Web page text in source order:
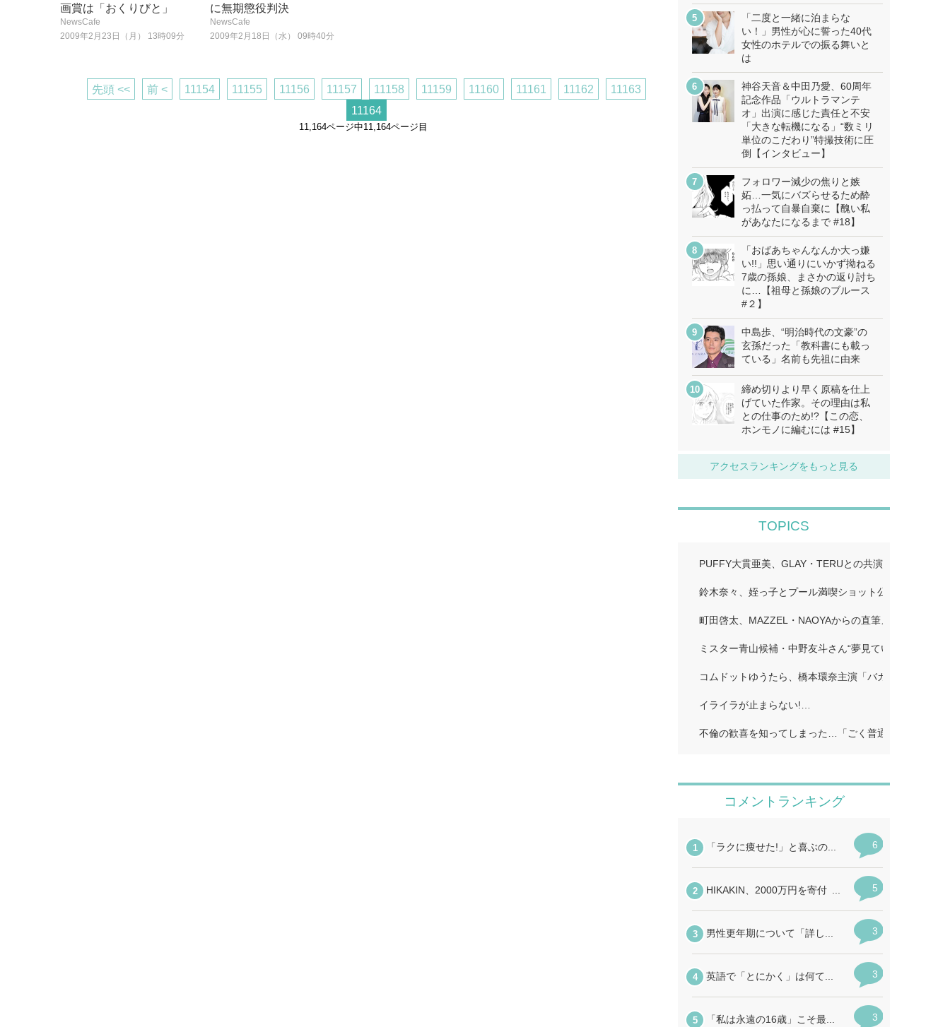
画賞は「おくりびと」
NewsCafe
2009年2月23日（月） 13時09分
に無期懲役判決
NewsCafe
2009年2月18日（水） 09時40分
先頭 << 前 < 11154 11155 11156 11157 11158 11159 11160 11161 11162
11163
11164
11,164ページ中11,164ページ目
「二度と一緒に泊まらな
い！」男性が心に誓った40代
女性のホテルでの振る舞いと
は
神谷天音＆中田乃愛、60周年
記念作品「ウルトラマンテ
オ」出演に感じた責任と不安
「大きな転機になる」“数ミリ
単位のこだわり”特撮技術に圧
倒【インタビュー】
フォロワー減少の焦りと嫉
妬…一気にバズらせるため酔
っ払って自暴自棄に【醜い私
があなたになるまで #18】
「おばあちゃんなんか大っ嫌
い!!」思い通りにいかず拗ねる
7歳の孫娘、まさかの返り討ち
に…【祖母と孫娘のブルース
#２】
中島歩、“明治時代の文豪”の
玄孫だった「教科書にも載っ
ている」名前も先祖に由来
締め切りより早く原稿を仕上
げていた作家。その理由は私
との仕事のため!?【この恋、
ホンモノに編むには #15】
アクセスランキングをもっと見る
TOPICS
PUFFY大貫亜美、GLAY・TERUとの共演ショット公開
鈴木奈々、姪っ子とプール満喫ショット公開「仲良し
町田啓太、MAZZEL・NAOYAからの直筆メッセージ付
ミスター青山候補・中野友斗さん“夢見ていた賞受賞に
コムドットゆうたら、橋本環奈主演「バカンスの法則
イライラが止まらない!…
不倫の歓喜を知ってしまった…「ごく普通の主婦」…